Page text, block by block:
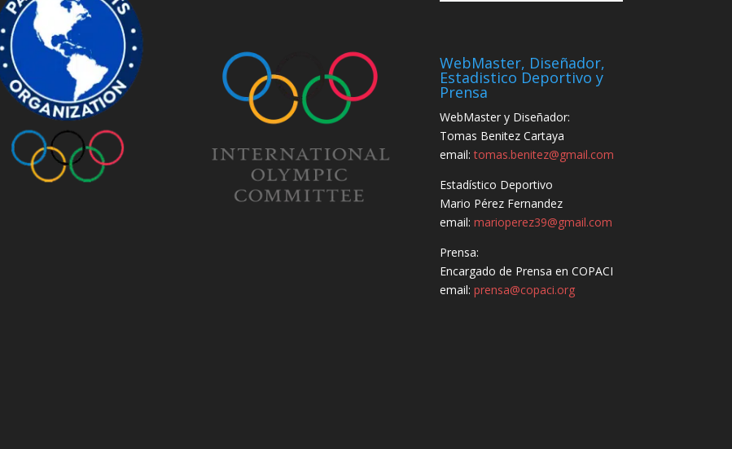
WebMaster, Diseñador,
Estadistico Deportivo y
Prensa
WebMaster y Diseñador:
Tomas Benitez Cartaya
email:tomas.benitez@gmail.com
Estadístico Deportivo
Mario Pérez Fernandez
email:marioperez39@gmail.com
Prensa:
Encargado de Prensa en COPACI
email:prensa@copaci.org